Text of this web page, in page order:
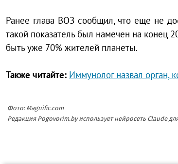
Ранее глава ВОЗ сообщил, что еще не
такой показатель был намечен на конец
быть уже 70% жителей планеты.
Также читайте: Иммунолог назвал орган,
Фото: Magnific.com
Редакция Pogovorim.by использует нейросеть Claude